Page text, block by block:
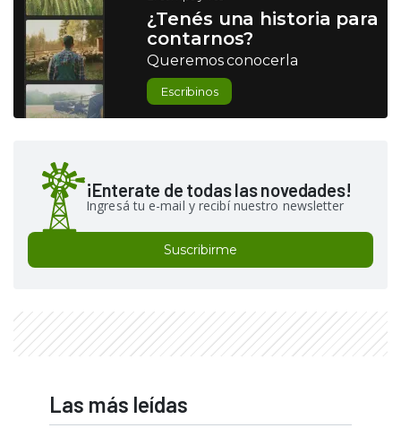
¿Tenés una historia para
contarnos?
Queremos conocerla
Escribinos
¡Enterate de todas las novedades!
Ingresá tu e-mail y recibí nuestro newsletter
Suscribirme
Las más leídas